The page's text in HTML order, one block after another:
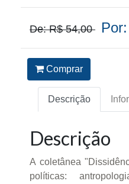
De: R$ 54,00
Comprar
Descrição
Descrição
A coletânea
políticas: